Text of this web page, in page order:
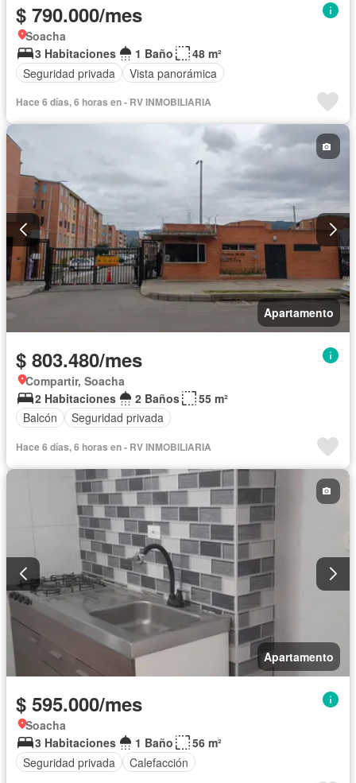
$ 790.000/mes
Soacha
3 Habitaciones
1 Baño
48 m²
Seguridad privada
Vista panorámica
Hace 6 días, 6 horas en - RV INMOBILIARIA
Apartamento
$ 803.480/mes
Compartir, Soacha
2 Habitaciones
2 Baños
55 m²
Balcón
Seguridad privada
Hace 6 días, 6 horas en - RV INMOBILIARIA
Apartamento
$ 595.000/mes
Soacha
3 Habitaciones
1 Baño
56 m²
Seguridad privada
Calefacción